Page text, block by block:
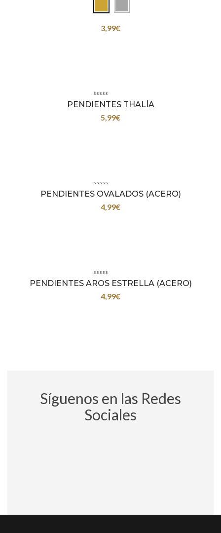
3,99€
PENDIENTES THALÍA
5,99€
PENDIENTES OVALADOS (ACERO)
4,99€
PENDIENTES AROS ESTRELLA (ACERO)
4,99€
Síguenos en las Redes
Sociales